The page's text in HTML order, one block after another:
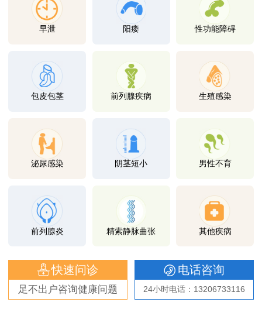
早泄 阳痿 性功能障碍
包皮包茎 前列腺疾病 生殖感染
泌尿感染 阴茎短小 男性不育
前列腺炎 精索静脉曲张 其他疾病
快速问诊
足不出户咨询健康问题
电话咨询
24小时电话：13206733116